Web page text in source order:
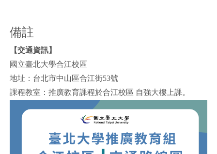
備註
【交通資訊】
國立臺北大學合江校區
地址：台北市中山區合江街53號
課程教室：推廣教育課程於合江校區 自強大樓上課。